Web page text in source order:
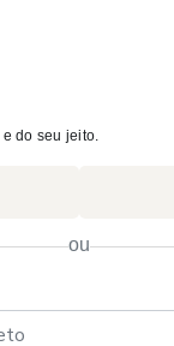
do seu jeito.
ou